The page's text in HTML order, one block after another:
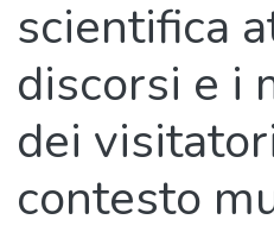
scientifica
discorsi e i
dei
contesto